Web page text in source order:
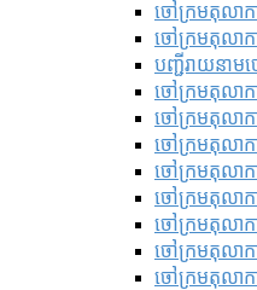
ចៅក្រមតុលាកា
ចៅក្រមតុលាកា
បញ្ជីរាយនាម
ចៅក្រមតុលាក
ចៅក្រមតុលាកា
ចៅក្រមតុលាកា
ចៅក្រមតុលាក
ចៅក្រមតុលាកា
ចៅក្រមតុលាក
ចៅក្រមតុលាកា
ចៅក្រមតុលាក